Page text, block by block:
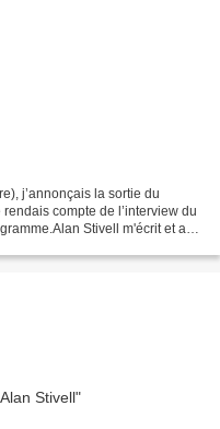
j’annonçais la sortie du
compte de l’interview du
Stivell m'écrit et a